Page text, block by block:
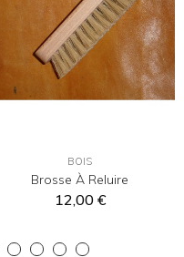
BOIS
Brosse À Reluire
12,00 €